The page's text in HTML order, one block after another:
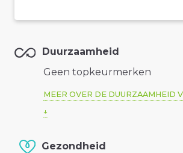
Duurzaamheid
Geen topkeurmerken
MEER OVER DE DUURZAAMHEID
Gezondheid